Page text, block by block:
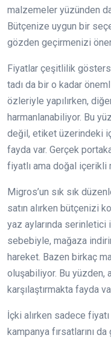
malzemeler yüzünden
Bütçenize uygun bir
gözden geçirmenizi
Fiyatlar çeşitlilik
tadı da bir o kadar
özleriyle yapılırken,
harmanlanabiliyor. Bu
değil, etiket üzerindeki
fayda var. Gerçek
fiyatlı ama doğal
Migros’un sık sık
satın alırken bütçenizi
yaz aylarında
sebebiyle, mağaza
hareket. Bazen birkaç
oluşabiliyor. Bu yüzden,
karşılaştırmakta fayda
İçki alırken sadece
kampanya fırsatlarını